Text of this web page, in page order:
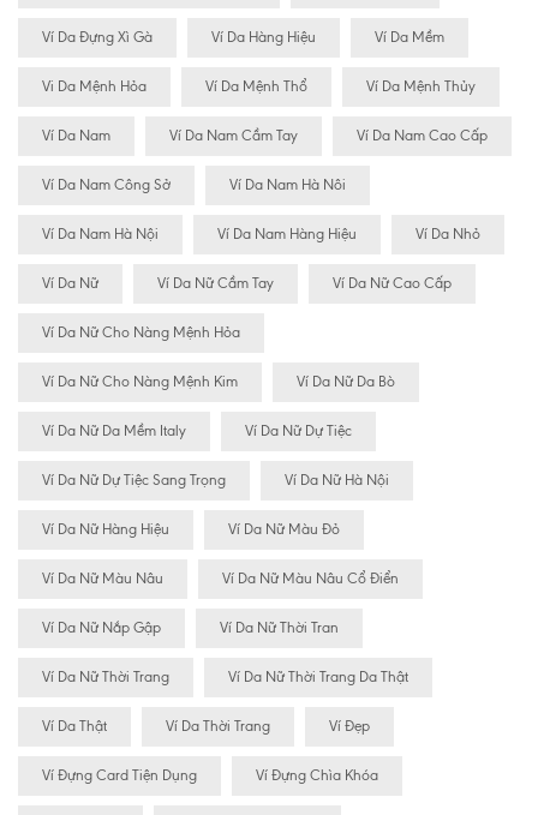
Ví Da Đựng Xì Gà Ví Da Hàng Hiệu Ví Da Mềm
Vi Da Mệnh Hỏa Ví Da Mệnh Thổ Ví Da Mệnh Thủy
Ví Da Nam Ví Da Nam Cầm Tay Ví Da Nam Cao Cấp
Ví Da Nam Công Sở Ví Da Nam Hà Nôi
Ví Da Nam Hà Nội Ví Da Nam Hàng Hiệu Ví Da Nhỏ
Ví Da Nữ Ví Da Nữ Cầm Tay Ví Da Nữ Cao Cấp
Ví Da Nữ Cho Nàng Mệnh Hỏa
Ví Da Nữ Cho Nàng Mệnh Kim Ví Da Nữ Da Bò
Ví Da Nữ Da Mềm Italy Ví Da Nữ Dự Tiệc
Ví Da Nữ Dự Tiệc Sang Trọng Ví Da Nữ Hà Nội
Ví Da Nữ Hàng Hiệu Ví Da Nữ Màu Đỏ
Ví Da Nữ Màu Nâu Ví Da Nữ Màu Nâu Cổ Điển
Ví Da Nữ Nắp Gập Ví Da Nữ Thời Tran
Ví Da Nữ Thời Trang Ví Da Nữ Thời Trang Da Thật
Ví Da Thật Ví Da Thời Trang Ví Đẹp
Ví Đựng Card Tiện Dụng Ví Đựng Chìa Khóa